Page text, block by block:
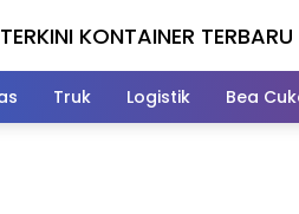
KONTAINER TERBARU
Truk Logistik Bea